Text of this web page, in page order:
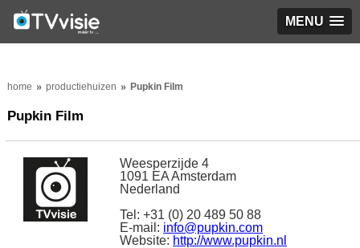
MENU
home productiehuizen Pupkin Film
Pupkin Film
Weesperzijde 4
1091 EA Amsterdam
Nederland
Tel: +31 (0) 20 489 50 88
E-mail: info@pupkin.com
Website: http://www.pupkin.nl